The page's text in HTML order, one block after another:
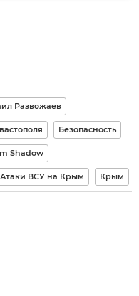
Развожаев
Безопасность
Shadow
Атаки ВСУ на Крым Крым